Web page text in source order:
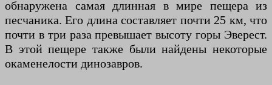
обнаружена самая длинная в мире пещера из
песчаника. Его длина составляет почти 25 км, что
почти в три раза превышает высоту горы Эверест.
В этой пещере также были найдены некоторые
окаменелости динозавров.